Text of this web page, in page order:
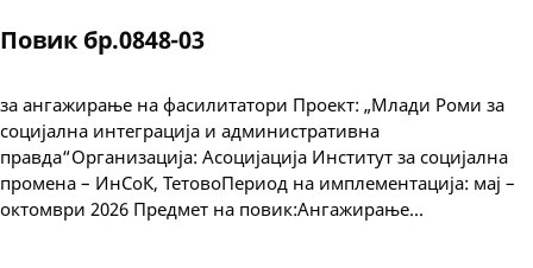
Повик бр.0848-03
за ангажирање на фасилитатори Проект: „Млади Роми за
социјална интеграција и административна
правда“Организација: Асоцијација Институт за социјална
промена – ИнСоК, ТетовоПериод на имплементација: мај –
октомври 2026 Предмет на повик:Ангажирање…